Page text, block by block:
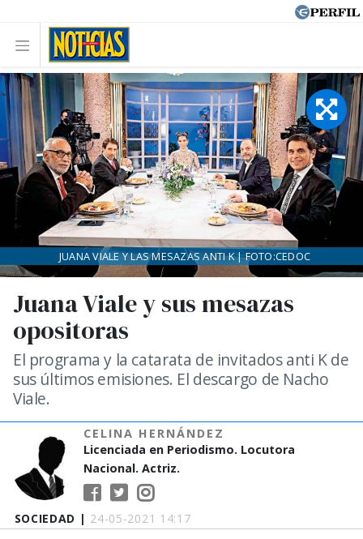
SOCIEDAD | 24-05-2021 14:17
Juana Viale y sus mesazas
opositoras
El programa y la catarata de invitados anti K de
sus últimos emisiones. El descargo de Nacho
Viale.
CELINA HERNÁNDEZ
Licenciada en Periodismo. Locutora
Nacional. Actriz.
JUANA VIALE Y LAS MESAZAS ANTI K | FOTO:CEDOC